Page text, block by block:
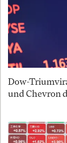
Dow-
und Chevron